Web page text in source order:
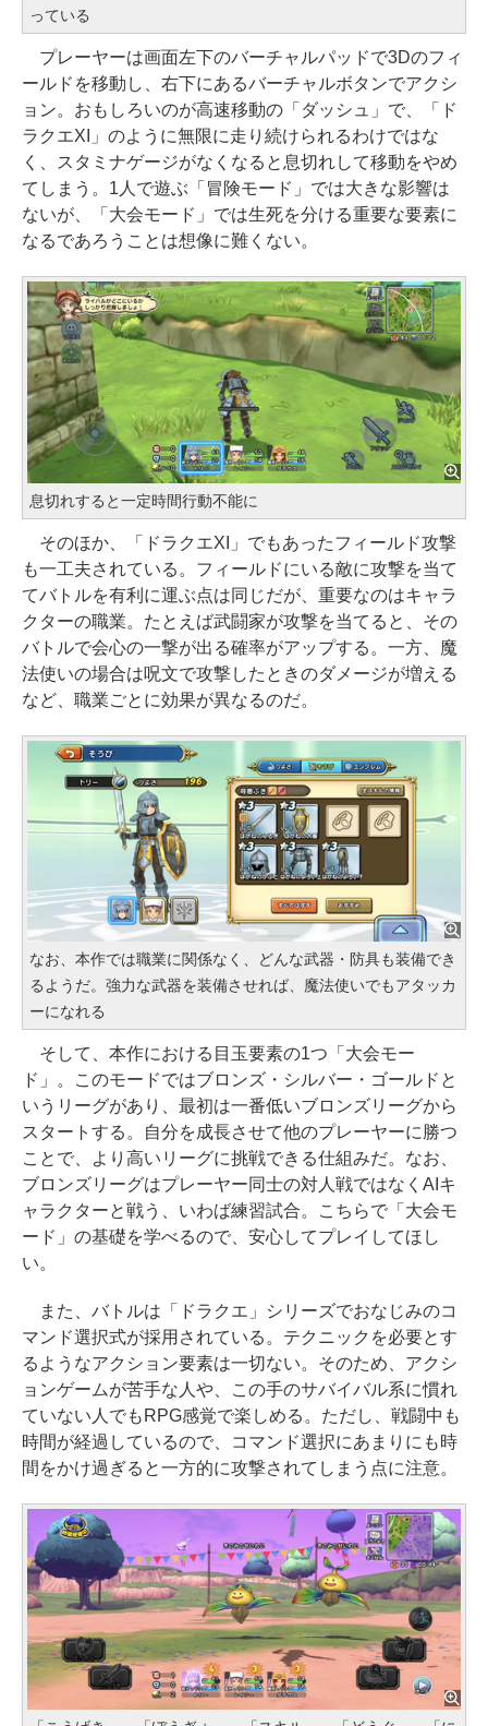
っている
プレーヤーは画面左下のバーチャルパッドで3Dのフィ
ールドを移動し、右下にあるバーチャルボタンでアクシ
ョン。おもしろいのが高速移動の「ダッシュ」で、「ド
ラクエXI」のように無限に走り続けられるわけではな
く、スタミナゲージがなくなると息切れして移動をやめ
てしまう。1人で遊ぶ「冒険モード」では大きな影響は
ないが、「大会モード」では生死を分ける重要な要素に
なるであろうことは想像に難くない。
息切れすると一定時間行動不能に
そのほか、「ドラクエXI」でもあったフィールド攻撃
も一工夫されている。フィールドにいる敵に攻撃を当て
てバトルを有利に運ぶ点は同じだが、重要なのはキャラ
クターの職業。たとえば武闘家が攻撃を当てると、その
バトルで会心の一撃が出る確率がアップする。一方、魔
法使いの場合は呪文で攻撃したときのダメージが増える
など、職業ごとに効果が異なるのだ。
なお、本作では職業に関係なく、どんな武器・防具も装備でき
るようだ。強力な武器を装備させれば、魔法使いでもアタッカ
ーになれる
そして、本作における目玉要素の1つ「大会モー
ド」。このモードではブロンズ・シルバー・ゴールドと
いうリーグがあり、最初は一番低いブロンズリーグから
スタートする。自分を成長させて他のプレーヤーに勝つ
ことで、より高いリーグに挑戦できる仕組みだ。なお、
ブロンズリーグはプレーヤー同士の対人戦ではなくAIキ
ャラクターと戦う、いわば練習試合。こちらで「大会モ
ード」の基礎を学べるので、安心してプレイしてほし
い。
また、バトルは「ドラクエ」シリーズでおなじみのコ
マンド選択式が採用されている。テクニックを必要とす
るようなアクション要素は一切ない。そのため、アクシ
ョンゲームが苦手な人や、この手のサバイバル系に慣れ
ていない人でもRPG感覚で楽しめる。ただし、戦闘中も
時間が経過しているので、コマンド選択にあまりにも時
間をかけ過ぎると一方的に攻撃されてしまう点に注意。